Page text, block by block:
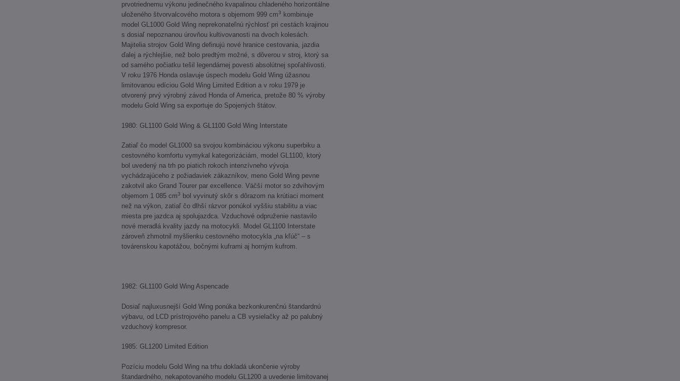
prvotriednemu výkonu jedinečného kvapalinou chladeného horizontálne
uloženého štvorvalcového motora s objemom 999 cm3
kombinuje
model GL1000 Gold Wing neprekonateľnú rýchlosť pri cestách krajinou
s dosiaľ nepoznanou úrovňou kultivovanosti na dvoch kolesách.
Majitelia strojov Gold Wing definujú nové hranice cestovania, jazdia
ďalej a rýchlejšie, než bolo predtým možné, s dôverou v stroj, ktorý sa
od samého počiatku tešil legendárnej povesti absolútnej spoľahlivosti.
V roku 1976 Honda oslavuje úspech modelu Gold Wing úžasnou
limitovanou edíciou Gold Wing Limited Edition a v roku 1979 je
otvorený prvý výrobný závod Honda of America, pretože 80 % výroby
modelu Gold Wing sa exportuje do Spojených štátov.
1980: GL1100 Gold Wing & GL1100 Gold Wing Interstate
Zatiaľ čo model GL1000 sa svojou kombináciou výkonu superbiku a
cestovného komfortu vymykal kategorizáciám, model GL1100, ktorý
bol uvedený na trh po piatich rokoch intenzívneho vývoja
vychádzajúceho z požiadaviek zákazníkov, meno Gold Wing pevne
zakotvil ako Grand Tourer par excellence. Väčší motor so zdvihovým
objemom 1 085 cm3
bol vyvinutý skôr s dôrazom na krútiaci moment
než na výkon, zatiaľ čo dlhší rázvor ponúkol vyššiu stabilitu a viac
miesta pre jazdca aj spolujazdca. Vzduchové odpruženie nastavilo
nové meradlá kvality jazdy na motocykli. Model GL1100 Interstate
zároveň zhmotnil myšlienku cestovného motocykla „na kľúč“ – s
továrenskou kapotážou, bočnými kuframi aj horným kufrom.
1982: GL1100 Gold Wing Aspencade
Dosiaľ najluxusnejší Gold Wing ponúka bezkonkurenčnú štandardnú
výbavu, od LCD prístrojového panelu a CB vysielačky až po palubný
vzduchový kompresor.
1985: GL1200 Limited Edition
Pozíciu modelu Gold Wing na trhu dokladá ukončenie výroby
štandardného, nekapotovaného modelu GL1200 a uvedenie limitovanej